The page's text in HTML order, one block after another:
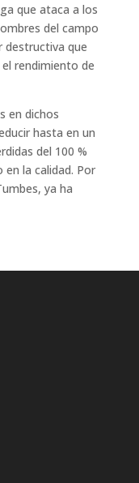
que ataca a los
del campo
destructiva que
rendimiento de
en dichos
hasta en un
del 100 %
la calidad. Por
ya ha